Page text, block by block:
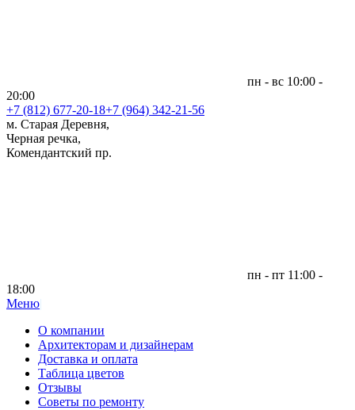
пн - вс 10:00 -
20:00
+7 (812) 677-20-18+7 (964) 342-21-56
м. Старая Деревня,
Черная речка,
Комендантский пр.
пн - пт 11:00 -
18:00
Меню|
О компании
Архитекторам и дизайнерам
Доставка и оплата
Таблица цветов
Отзывы
Советы по ремонту